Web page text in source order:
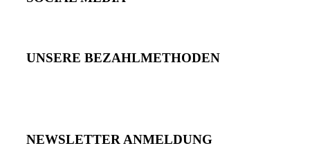
UNSERE BEZAHLMETHODEN
NEWSLETTER ANMELDUNG